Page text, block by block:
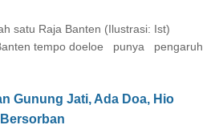
satu Raja Banten (Ilustrasi: Ist)
tempo doeloe punya pengaruh
Gunung Jati, Ada Doa, Hio